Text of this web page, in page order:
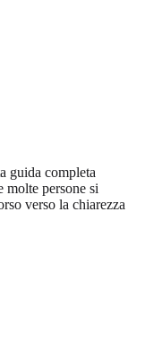
guida completa
molte persone si
verso la chiarezza